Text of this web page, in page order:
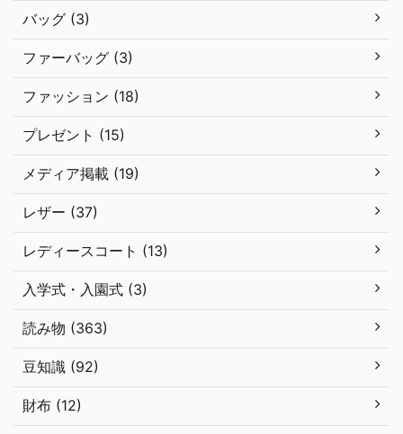
バッグ (3)
ファーバッグ (3)
ファッション (18)
プレゼント (15)
メディア掲載 (19)
レザー (37)
レディースコート (13)
入学式・入園式 (3)
読み物 (363)
豆知識 (92)
財布 (12)